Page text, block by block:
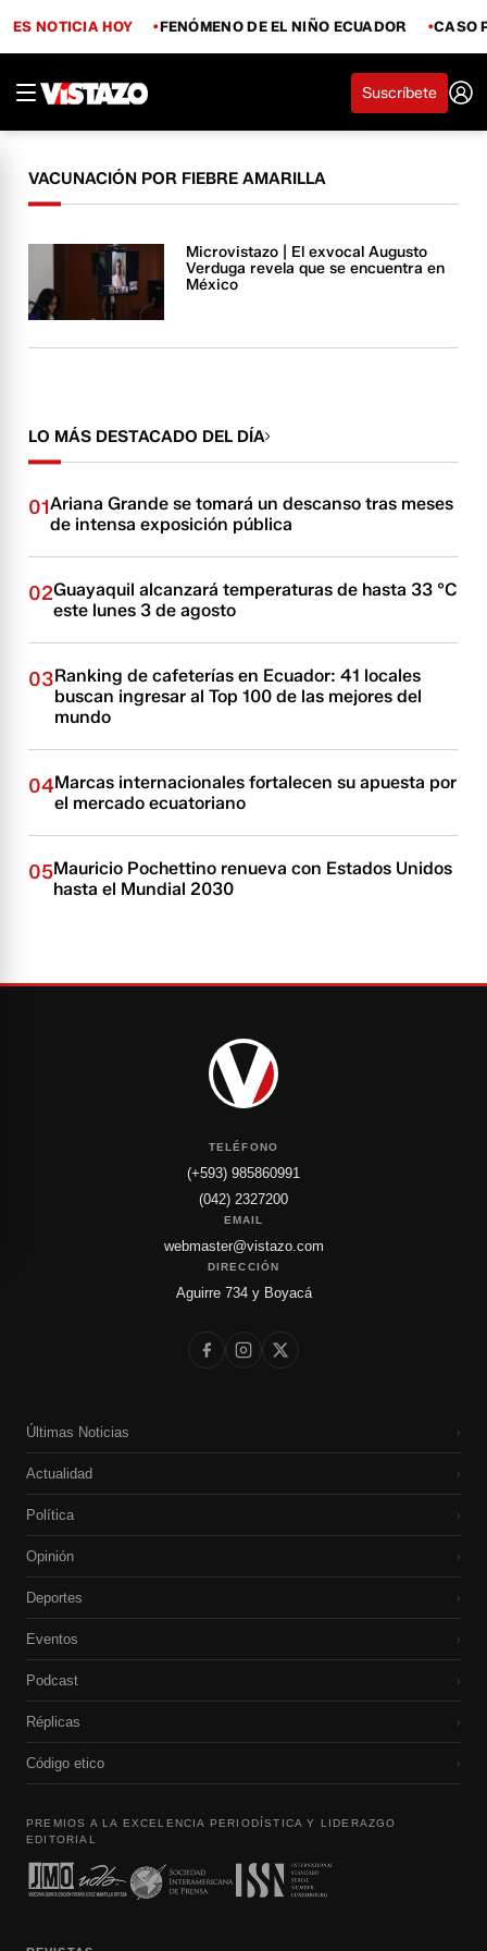
ES NOTICIA HOY FENÓMENO DE EL NIÑO ECUADOR CASO
Suscríbete
VACUNACIÓN POR FIEBRE AMARILLA
Microvistazo | El exvocal Augusto
Verduga revela que se encuentra en
México
LO MÁS DESTACADO DEL DÍA
01Ariana Grande se tomará un descanso tras meses
de intensa exposición pública
02Guayaquil alcanzará temperaturas de hasta 33 °C
este lunes 3 de agosto
03Ranking de cafeterías en Ecuador: 41 locales
buscan ingresar al Top 100 de las mejores del
mundo
04Marcas internacionales fortalecen su apuesta por
el mercado ecuatoriano
05Mauricio Pochettino renueva con Estados Unidos
hasta el Mundial 2030
TELÉFONO
(+593) 985860991
(042) 2327200
EMAIL
webmaster@vistazo.com
DIRECCIÓN
Aguirre 734 y Boyacá
Últimas Noticias ›
Actualidad ›
Política ›
Opinión ›
Deportes ›
Eventos ›
Podcast ›
Réplicas ›
Código etico ›
PREMIOS A LA EXCELENCIA PERIODÍSTICA Y LIDERAZGO
EDITORIAL